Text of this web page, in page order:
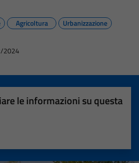
Agricoltura Urbanizzazione
2024
le informazioni su questa
5 stelle su 5
su 5
su 5
5